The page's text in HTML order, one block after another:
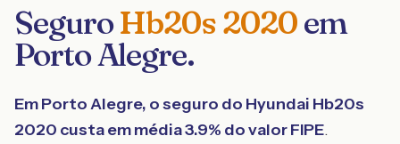
SeguroHb20s2020em
Porto Alegre.
EmPorto Alegre, o seguro do Hyundai Hb20s
2020 custa em média3.9% do valor FIPE.